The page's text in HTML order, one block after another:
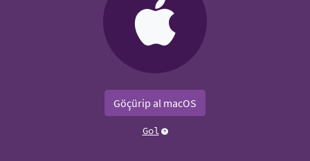
Göçürip al macOS
Gol